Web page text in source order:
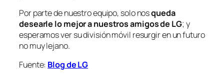
Por parte de nuestro equipo, solo nosqueda
desearle lo mejor a nuestros amigos de LG; y
esperamos ver su división móvil resurgir en un futuro
no muy lejano.
Fuente: Blog de LG